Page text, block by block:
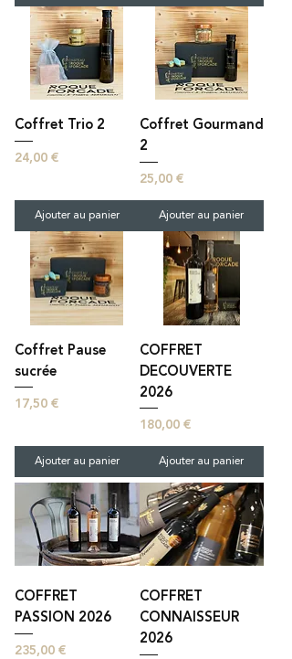
Coffret Trio 2
Prix
24,00 €
Ajouter au panier
Coffret Gourmand
2
Prix
25,00 €
Ajouter au panier
Coffret Pause
sucrée
Prix
17,50 €
Ajouter au panier
COFFRET
DECOUVERTE
2026
Prix
180,00 €
Ajouter au panier
COFFRET
PASSION 2026
Prix
235,00 €
COFFRET
CONNAISSEUR
2026